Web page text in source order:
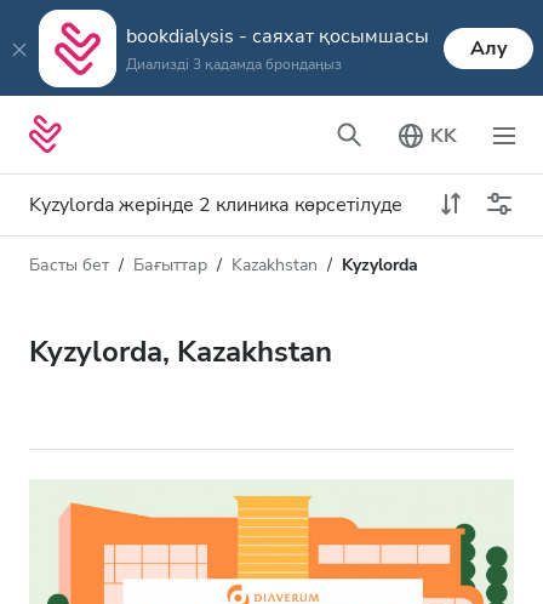
bookdialysis - саяхат қосымшасы
Диализді 3 қадамда брондаңыз
Алу
KK
Kyzylorda жерінде 2 клиника көрсетілуде
Диализ түрі
Барлық диализ түрлері
Қабылдайды
АИТВ пациенттері
Қашықтық
Басты бет Бағыттар Kazakhstan Kyzylorda
Kyzylorda, Kazakhstan